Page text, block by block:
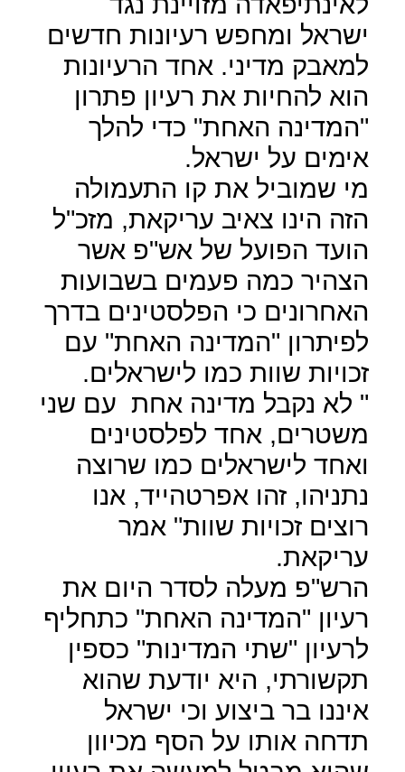
ישראל ומחפש רעיונות חדשים
למאבק מדיני. אחד הרעיונות
הוא להחיות את רעיון פתרון
"המדינה האחת" כדי להלך
אימים על ישראל.
מי שמוביל את קו התעמולה
הזה הינו צאיב עריקאת, מזכ"ל
הועד הפועל של אש"פ אשר
הצהיר כמה פעמים בשבועות
האחרונים כי הפלסטינים בדרך
לפיתרון "המדינה האחת" עם
זכויות שוות כמו לישראלים.
" לא נקבל מדינה אחת עם שני
משטרים, אחד לפלסטינים
ואחד לישראלים כמו שרוצה
נתניהו, זהו אפרטהייד, אנו
רוצים זכויות שוות" אמר
עריקאת.
הרש"פ מעלה לסדר היום את
רעיון "המדינה האחת" כתחליף
לרעיון "שתי המדינות" כספין
תקשורתי, היא יודעת שהוא
איננו בר ביצוע וכי ישראל
תדחה אותו על הסף מכיוון